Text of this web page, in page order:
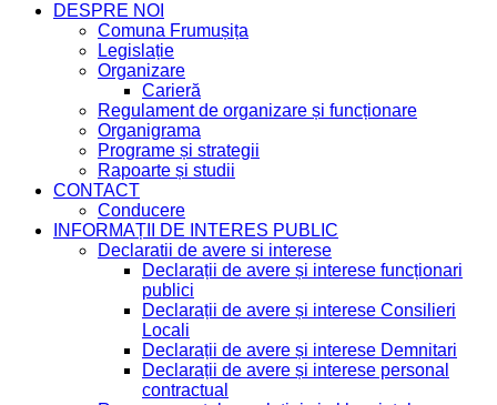
DESPRE NOI
Comuna Frumușița
Legislație
Organizare
Carieră
Regulament de organizare și funcționare
Organigrama
Programe și strategii
Rapoarte și studii
CONTACT
Conducere
INFORMAȚII DE INTERES PUBLIC
Declaratii de avere si interese
Declarații de avere și interese funcționari
publici
Declarații de avere și interese Consilieri
Locali
Declarații de avere și interese Demnitari
Declarații de avere și interese personal
contractual